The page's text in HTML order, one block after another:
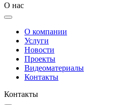
О нас
О компании
Услуги
Новости
Проекты
Видеоматериалы
Контакты
Контакты